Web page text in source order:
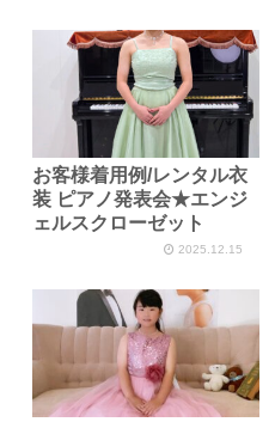
お客様着用例/レンタル衣
装 ピアノ発表会★エンジ
ェルスクローゼット
2025.12.15